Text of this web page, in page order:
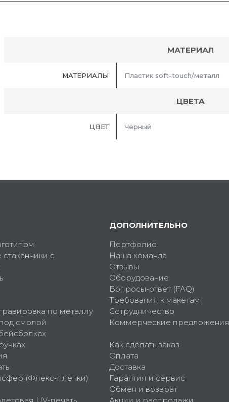
МАТЕРИАЛ
МАТЕРИАЛЫ Пластик soft-touch/металл
ЦВЕТА
ЦВЕТ Черный
с
по металлу
смолой
(Флекс-пленки)
ДОПОЛНИТЕЛЬНО
Портфолио
Наша команда
Отзывы
Оборудование
Вопросы-ответ (FAQ)
Требования к макетам
Сотрудничество
Коммерческие предложения
Как сделать заказ
Оплата
Доставка
Гарантия и сервис
Обмен и возврат